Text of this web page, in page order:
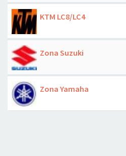
KTM LC8/LC4
Zona Suzuki
Zona Yamaha